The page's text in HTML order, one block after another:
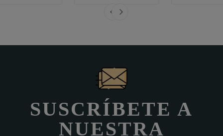
SUSCRÍBETE A
NUESTRA